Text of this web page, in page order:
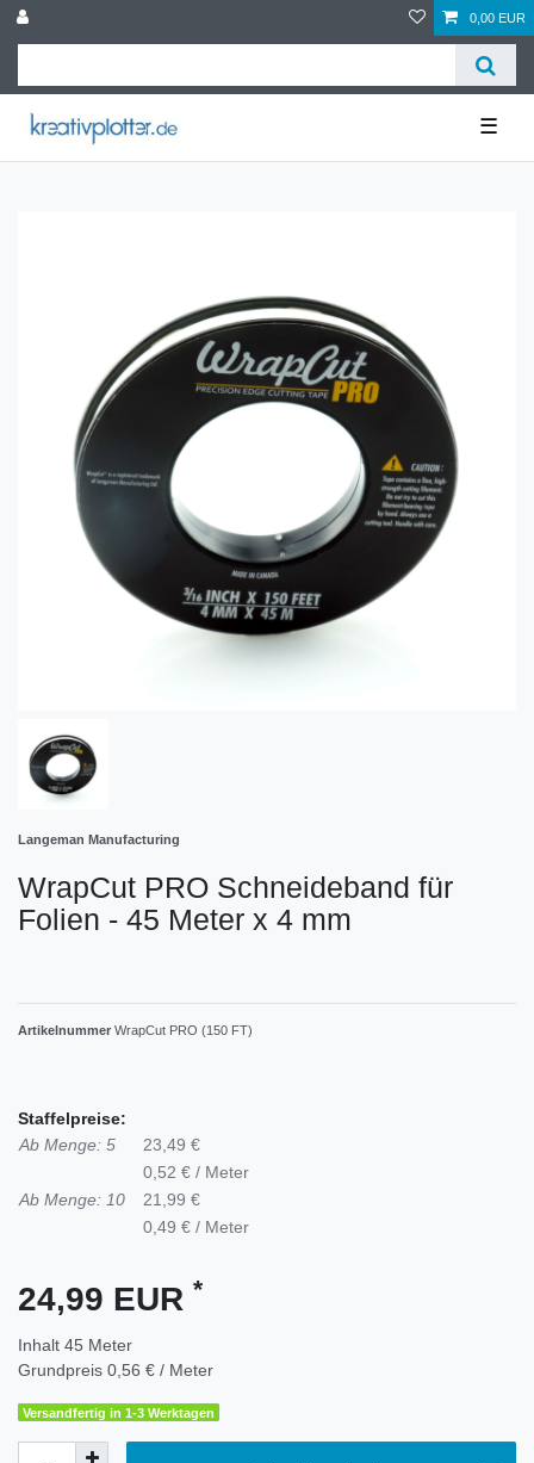
0,00 EUR
☰
Langeman Manufacturing
WrapCut PRO Schneideband für
Folien - 45 Meter x 4 mm
Artikelnummer WrapCut PRO (150 FT)
Staffelpreise:
Ab Menge: 5
23,49 €
0,52 € / Meter
Ab Menge: 10
21,99 €
0,49 € / Meter
24,99 EUR *
Inhalt 45 Meter
Grundpreis 0,56 € / Meter
Versandfertig in 1-3 Werktagen